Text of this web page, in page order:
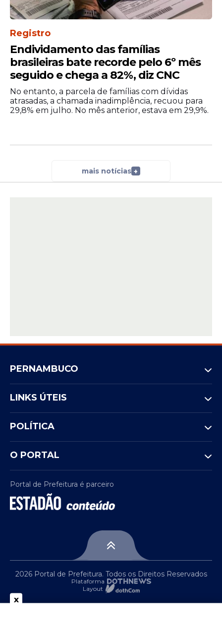
Registro
Endividamento das famílias
brasileiras bate recorde pelo 6º mês
seguido e chega a 82%, diz CNC
No entanto, a parcela de famílias com dívidas
atrasadas, a chamada inadimplência, recuou para
29,8% em julho. No mês anterior, estava em 29,9%.
mais notícias +
PERNAMBUCO
LINKS ÚTEIS
POLÍTICA
O PORTAL
Portal de Prefeitura é parceiro
2026 Portal de Prefeitura. Todos os Direitos Reservados
Plataforma
Layout
x